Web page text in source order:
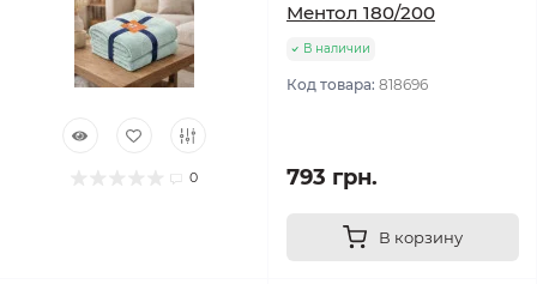
0
Ментол 180/200
В наличии
Код товара: 818696
793 грн.
В корзину